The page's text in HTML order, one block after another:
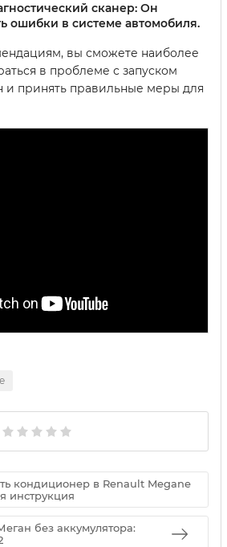
сканер: Он
ошибки в системе автомобиля.
вы сможете наиболее
в проблеме с запуском
и принять правильные меры для
кондиционер в Renault Megane
инструкция
без аккумулятора: